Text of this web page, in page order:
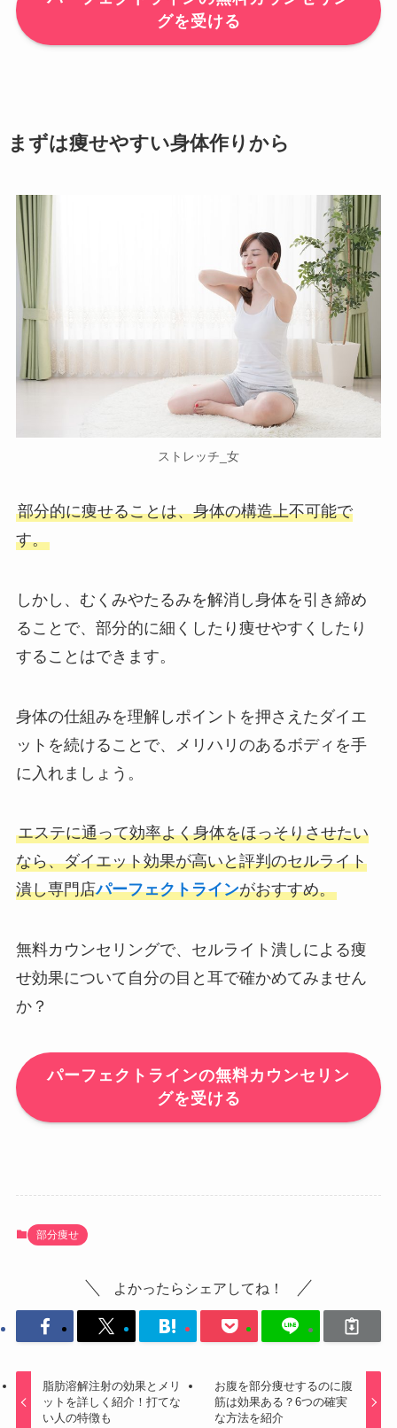
グを受ける
まずは痩せやすい身体作りから
ストレッチ_女
部分的に痩せることは、身体の構造上不可能で
す。
しかし、むくみやたるみを解消し身体を引き締め
ることで、部分的に細くしたり痩せやすくしたり
することはできます。
身体の仕組みを理解しポイントを押さえたダイエ
ットを続けることで、メリハリのあるボディを手
に入れましょう。
エステに通って効率よく身体をほっそりさせたい
なら、ダイエット効果が高いと評判のセルライト
潰し専門店パーフェクトラインがおすすめ。
無料カウンセリングで、セルライト潰しによる痩
せ効果について自分の目と耳で確かめてみません
か？
パーフェクトラインの無料カウンセリン
グを受ける
部分痩せ
よかったらシェアしてね！
脂肪溶解注射の効果とメリ
ットを詳しく紹介！打てな
い人の特徴も
お腹を部分痩せするのに腹
筋は効果ある？6つの確実
な方法を紹介